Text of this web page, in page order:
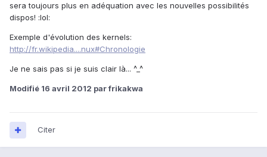
sera toujours plus en adéquation avec les nouvelles possibilités
dispos! :lol:
Exemple d'évolution des kernels:
http://fr.wikipedia....nux#Chronologie
Je ne sais pas si je suis clair là... ^_^
Modifié 16 avril 2012 par frikakwa
Citer